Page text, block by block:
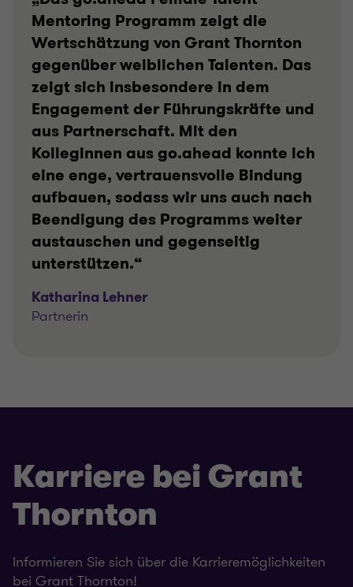
Mentoring Programm zeigt die
Wertschätzung von Grant Thornton
gegenüber weiblichen Talenten. Das
zeigt sich insbesondere in dem
Engagement der Führungskräfte und
aus Partnerschaft. Mit den
Kolleginnen aus go.ahead konnte ich
eine enge, vertrauensvolle Bindung
aufbauen, sodass wir uns auch nach
Beendigung des Programms weiter
austauschen und gegenseitig
unterstützen.“
Katharina Lehner
Partnerin
Karriere bei Grant
Thornton
Informieren Sie sich über die Karrieremöglichkeiten
bei Grant Thornton!